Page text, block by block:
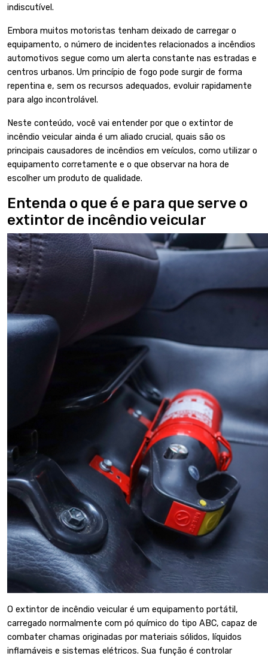
indiscutível.
Embora muitos motoristas tenham deixado de carregar o
equipamento, o número de incidentes relacionados a incêndios
automotivos segue como um alerta constante nas estradas e
centros urbanos. Um princípio de fogo pode surgir de forma
repentina e, sem os recursos adequados, evoluir rapidamente
para algo incontrolável.
Neste conteúdo, você vai entender por que o extintor de
incêndio veicular ainda é um aliado crucial, quais são os
principais causadores de incêndios em veículos, como utilizar o
equipamento corretamente e o que observar na hora de
escolher um produto de qualidade.
Entenda o que é e para que serve o
extintor de incêndio veicular
O extintor de incêndio veicular é um equipamento portátil,
carregado normalmente com pó químico do tipo ABC, capaz de
combater chamas originadas por materiais sólidos, líquidos
inflamáveis e sistemas elétricos. Sua função é controlar